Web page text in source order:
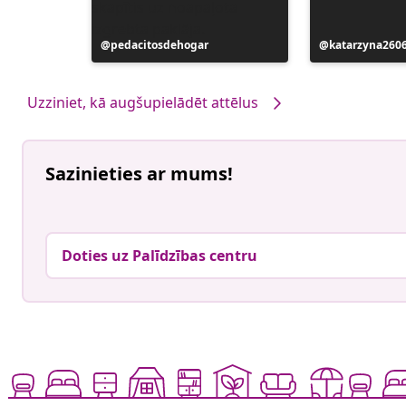
Ierakstu
publicējis
pedacitosdehogar
Ierakstu
publicējis
Uzziniet, kā augšupielādēt attēlus
Sazinieties ar mums!
Doties uz Palīdzības centru